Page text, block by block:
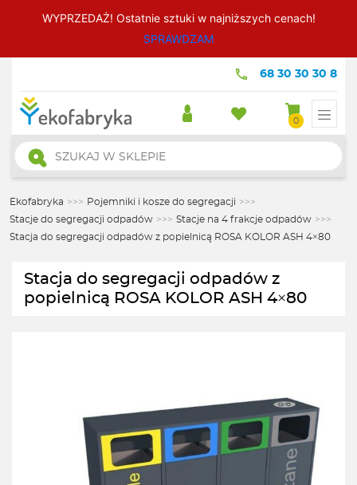
WYPRZEDAŻ! Ostatnie sztuki w najniższych cenach!
SPRAWDZAM
68 30 30 30 8
0
Wyszukiwarka
produktów
Ekofabryka >>> Pojemniki i kosze do segregacji >>>
Stacje do segregacji odpadów >>> Stacje na 4 frakcje odpadów >>>
Stacja do segregacji odpadów z popielnicą ROSA KOLOR ASH 4×80
Stacja do segregacji odpadów z
popielnicą ROSA KOLOR ASH 4×80